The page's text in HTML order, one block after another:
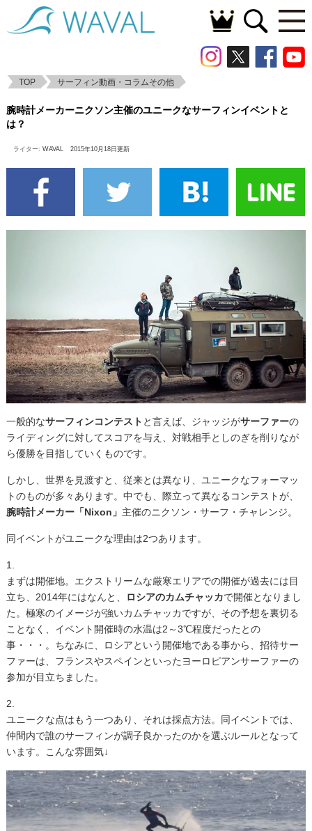
TOP サーフィン動画・コラムその他
サーフィンイベントとは？
腕時計メーカーニクソン主催のユニークなサーフィンイベントと
は？
ライター: WAVAL 2015年10月18日更新
一般的なサーフィンコンテスト と言えば、ジャッジがサーファーの
ライディングに対してスコアを与え、対戦相手としのぎを削りなが
ら優勝を目指していくものです。
しかし、世界を見渡すと、従来とは異なり、ユニークなフォーマッ
トのものが多々あります。中でも、際立って異なるコンテストが、
腕時計メーカー「Nixon」 主催のニクソン・サーフ・チャレンジ。
同イベントがユニークな理由は2つあります。
1.
まずは開催地。エクストリームな厳寒エリアでの開催が過去には目
立ち、2014年にはなんと、
ロシアのカムチャッカで開催となりまし
た。極寒のイメージが強いカムチャッカですが、その予想を裏切る
ことなく、イベント開催時の水温は2～3℃程度だったとの
事・・・。ちなみに、ロシアという開催地である事から、招待サー
ファーは、フランスやスペインといったヨーロピアンサーファーの
参加が目立ちました。
2.
ユニークな点はもう一つあり、それは採点方法。同イベントでは、
仲間内で誰のサーフィンが調子良かったのかを選ぶルールとなって
います。こんな雰囲気↓